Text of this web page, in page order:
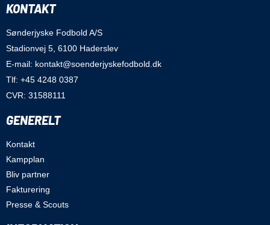
KONTAKT
Sønderjyske Fodbold A/S
Stadionvej 5, 6100 Haderslev
E-mail: kontakt@soenderjyskefodbold.dk
Tlf: +45 4248 0387
CVR: 31588111
GENERELT
Kontakt
Kampplan
Bliv partner
Fakturering
Presse & Scouts